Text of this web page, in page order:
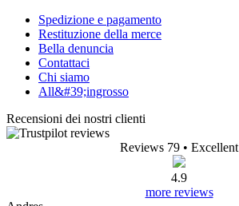
Spedizione e pagamento
Restituzione della merce
Bella denuncia
Contattaci
Chi siamo
All&#39;ingrosso
Recensioni dei nostri clienti
Reviews 79 • Excellent
4.9
more reviews